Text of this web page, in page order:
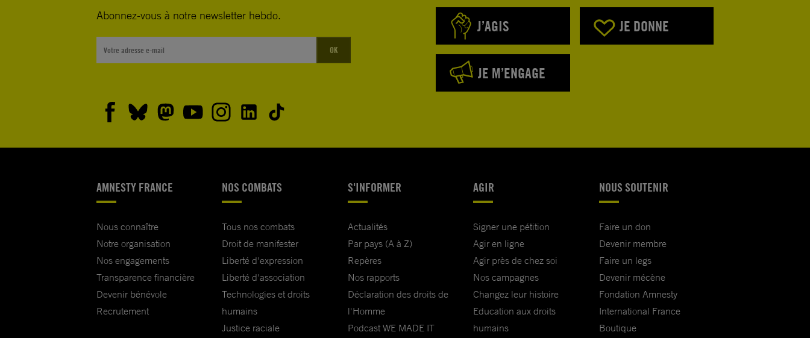
Abonnez-vous à notre newsletter hebdo.
OK
J’AGIS JE DONNE
JE M’ENGAGE
AMNESTY FRANCE
Nous connaître
Notre organisation
Nos engagements
Transparence financière
Devenir bénévole
Recrutement
NOS COMBATS
Tous nos combats
Droit de manifester
Liberté d'expression
Liberté d'association
Technologies et droits
humains
Justice raciale
S'INFORMER
Actualités
Par pays (A à Z)
Repères
Nos rapports
Déclaration des droits de
l'Homme
Podcast WE MADE IT
AGIR
Signer une pétition
Agir en ligne
Agir près de chez soi
Nos campagnes
Changez leur histoire
Education aux droits
humains
NOUS SOUTENIR
Faire un don
Devenir membre
Faire un legs
Devenir mécène
Fondation Amnesty
International France
Boutique